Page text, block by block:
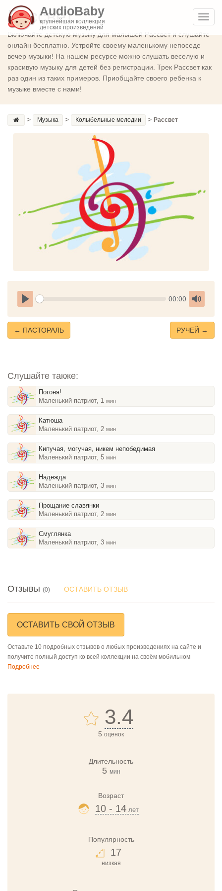
AudioBaby
крупнейшая коллекция
детских произведений
Рассвет
Включайте детскую музыку для малышей Рассвет и слушайте
онлайн бесплатно. Устройте своему маленькому непоседе
вечер музыки! На нашем ресурсе можно слушать веселую и
красивую музыку для детей без регистрации. Трек Рассвет как
раз один из таких примеров. Приобщайте своего ребенка к
музыке вместе с нами!
> Музыка > Колыбельные мелодии > Рассвет
Play
Current
00:00
Toggle
← ПАСТОРАЛЬ РУЧЕЙ →
Слушайте также:
Погоня!
Маленький патриот, 1мин
Катюша
Маленький патриот, 2мин
Кипучая, могучая, никем непобедимая
Маленький патриот, 5мин
Надежда
Маленький патриот, 3мин
Прощание славянки
Маленький патриот, 2мин
Смуглянка
Маленький патриот, 3мин
Отзывы (0) ОСТАВИТЬ ОТЗЫВ
ОСТАВИТЬ СВОЙ ОТЗЫВ
Оставьте 10 подробных отзывов о любых произведениях на сайте и
получите полный доступ ко всей коллекции на своём мобильном
Подробнее
3.4
5 оценок
Длительность
5 мин
Возраст
10 - 14 лет
Популярность
17
низкая